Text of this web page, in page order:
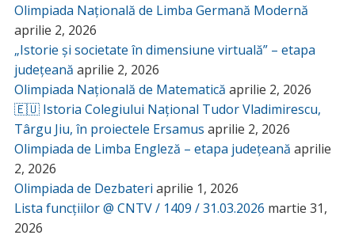
Olimpiada Națională de Limba Germană Modernă
aprilie 2, 2026
„Istorie și societate în dimensiune virtuală” – etapa
județeană aprilie 2, 2026
Olimpiada Națională de Matematică aprilie 2, 2026
🇪🇺 Istoria Colegiului Național Tudor Vladimirescu,
Târgu Jiu, în proiectele Ersamus aprilie 2, 2026
Olimpiada de Limba Engleză – etapa județeană aprilie
2, 2026
Olimpiada de Dezbateri aprilie 1, 2026
Lista funcțiilor @ CNTV / 1409 / 31.03.2026 martie 31,
2026